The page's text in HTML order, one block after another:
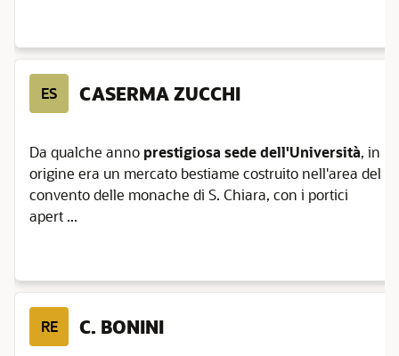
ES CASERMA ZUCCHI
Da qualche anno prestigiosa sede dell'Università, in
origine era un mercato bestiame costruito nell'area del
convento delle monache di S. Chiara, con i portici
apert ...
RE C. BONINI